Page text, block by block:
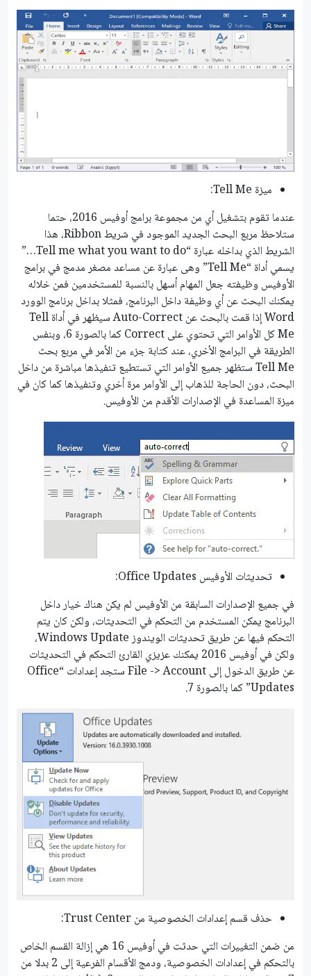
ميزة Tell Me:
عندما تقوم بتشغيل أي من مجموعة برامج أوفيس 2016، حتما
ستلاحظ مربع البحث الجديد الموجود في شريط Ribbon، هذا
الشريط الذي بداخله عبارة “Tell me what you want to do…”
يسمي أداة “Tell Me” وهى عبارة عن مساعد مصغر مدمج في برامج
الأوفيس وظيفته جعل المهام أسهل بالنسبة للمستخدمين فمن خلاله
يمكنك البحث عن أي وظيفة داخل البرنامج، فمثلا بداخل برنامج الوورد
Word إذا قمت بالبحث عن Auto-Correct سيظهر في أداة Tell
Me كل اﻷوامر التي تحتوي على Correct كما بالصورة 6، وبنفس
الطريقة في البرامج اﻷخري، عند كتابة جزء من اﻷمر في مربع بحث
Tell Me ستظهر جميع اﻷوامر التي تستطيع تنفيذها مباشرة من داخل
البحث، دون الحاجة للذهاب إلى الأوامر مرة أخري وتنفيذها كما كان في
ميزة المساعدة في اﻹصدارات الأقدم من الأوفيس.
تحديثات الأوفيس Office Updates:
في جميع اﻹصدارات السابقة من اﻷوفيس لم يكن هناك خيار داخل
البرنامج يمكن المستخدم من التحكم في التحديثات، ولكن كان يتم
التحكم فيها عن طريق تحديثات الويندوز Windows Update،
ولكن في أوفيس 2016 يمكنك عزيزي القارئ التحكم في التحديثات
عن طريق الدخول إلى File -> Account ستجد إعدادات “Office
Updates” كما بالصورة 7.
حذف قسم إعدادات الخصوصية من Trust Center:
من ضمن التغييرات التي حدثت في أوفيس 16 هي إزالة القسم الخاص
بالتحكم في إعدادات الخصوصية، ودمج الأقسام الفرعية إلى 2 بدلا من